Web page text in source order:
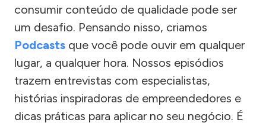
consumir conteúdo de qualidade pode ser
um desafio. Pensando nisso, criamos
Podcasts que você pode ouvir em qualquer
lugar, a qualquer hora. Nossos episódios
trazem entrevistas com especialistas,
histórias inspiradoras de empreendedores e
dicas práticas para aplicar no seu negócio. É